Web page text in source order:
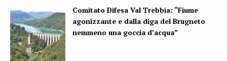
Comitato Difesa Val Trebbia: “Fiume
agonizzante e dalla diga del Brugneto
nemmeno una goccia d’acqua”